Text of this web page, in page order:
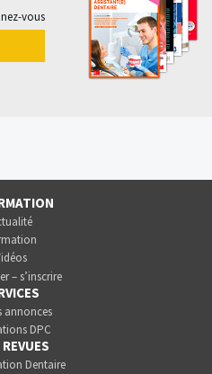
vous
– s’inscrire
annonces
DPC
Dentaire